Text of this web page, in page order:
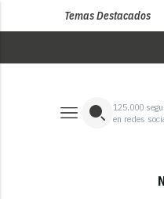
Temas Destacados
125,000
en redes